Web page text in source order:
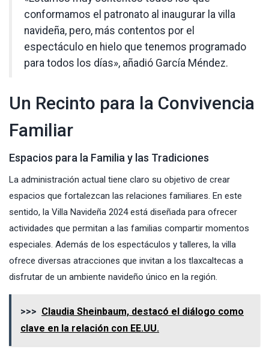
conformamos el patronato al inaugurar la villa
navideña, pero, más contentos por el
espectáculo en hielo que tenemos programado
para todos los días», añadió García Méndez.
Un Recinto para la Convivencia
Familiar
Espacios para la Familia y las Tradiciones
La administración actual tiene claro su objetivo de crear
espacios que fortalezcan las relaciones familiares. En este
sentido, la Villa Navideña 2024 está diseñada para ofrecer
actividades que permitan a las familias compartir momentos
especiales. Además de los espectáculos y talleres, la villa
ofrece diversas atracciones que invitan a los tlaxcaltecas a
disfrutar de un ambiente navideño único en la región.
>>> Claudia Sheinbaum, destacó el diálogo como
clave en la relación con EE.UU.